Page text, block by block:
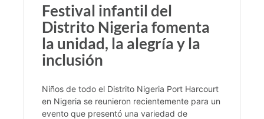
Festival infantil del
Distrito Nigeria fomenta
la unidad, la alegría y la
inclusión
Niños de todo el Distrito Nigeria Port Harcourt
en Nigeria se reunieron recientemente para un
evento que presentó una variedad de